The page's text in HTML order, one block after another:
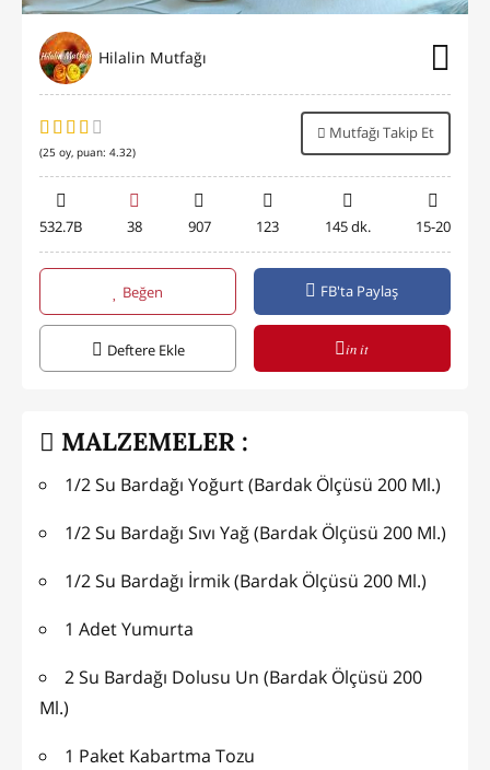
Hilalin Mutfağı
(25 oy, puan: 4.32)
Mutfağı Takip Et
532.7B 38 907 123 145 dk. 15-20
Beğen FB'ta Paylaş
Deftere Ekle in it
MALZEMELER :
1/2 Su Bardağı Yoğurt (Bardak Ölçüsü 200 Ml.)
1/2 Su Bardağı Sıvı Yağ (Bardak Ölçüsü 200 Ml.)
1/2 Su Bardağı İrmik (Bardak Ölçüsü 200 Ml.)
1 Adet Yumurta
2 Su Bardağı Dolusu Un (Bardak Ölçüsü 200
Ml.)
1 Paket Kabartma Tozu